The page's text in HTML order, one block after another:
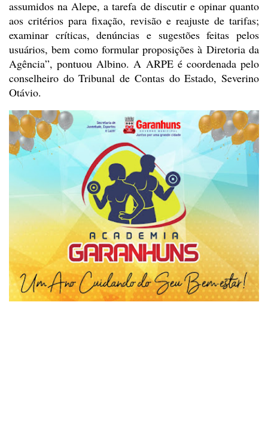
assumidos na Alepe, a tarefa de discutir e opinar quanto
aos critérios para fixação, revisão e reajuste de tarifas;
examinar críticas, denúncias e sugestões feitas pelos
usuários, bem como formular proposições à Diretoria da
Agência”, pontuou Albino. A ARPE é coordenada pelo
conselheiro do Tribunal de Contas do Estado, Severino
Otávio.